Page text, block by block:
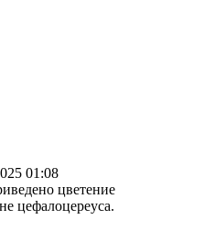
01:08
цветение
цефалоцереуса.